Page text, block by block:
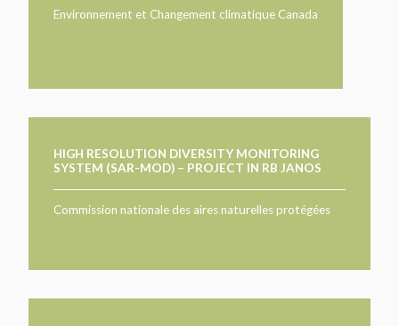
Environnement et Changement climatique Canada
HIGH RESOLUTION DIVERSITY MONITORING
SYSTEM (SAR-MOD) – PROJECT IN RB JANOS
Commission nationale des aires naturelles protégées